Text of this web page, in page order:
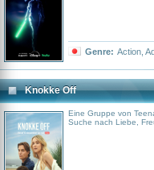
Genre: Action
Knokke Off
Eine Gruppe von
Suche nach Liebe,